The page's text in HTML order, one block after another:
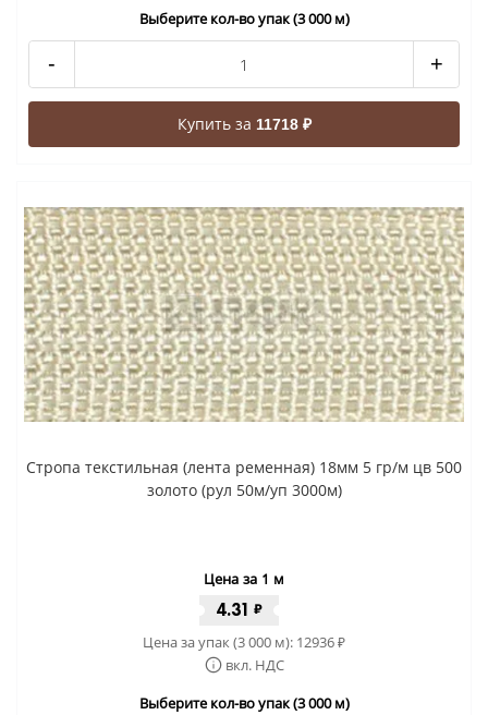
Выберите кол-во упак (3 000 м)
- +
Купить за 11718 ₽
Стропа текстильная (лента ременная) 18мм 5 гр/м цв 500
золото (рул 50м/уп 3000м)
Цена за 1 м
4.31 ₽
Цена за упак (3 000 м): 12936₽
вкл. НДС
Выберите кол-во упак (3 000 м)